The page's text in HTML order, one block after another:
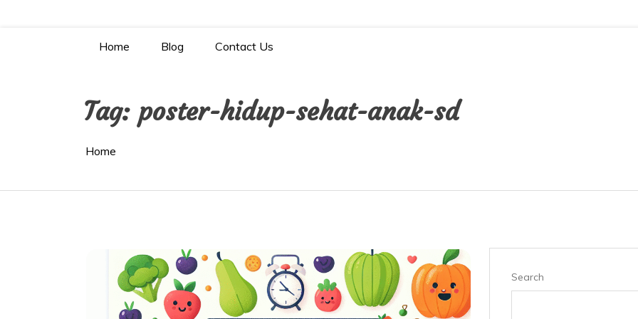
Home Blog Contact Us
Tag: poster-hidup-sehat-anak-sd
Home
Search